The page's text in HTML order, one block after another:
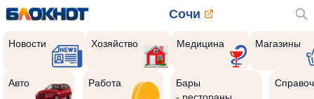
Сочи
Новости Хозяйство Медицина Магазины
Авто Работа
Бары